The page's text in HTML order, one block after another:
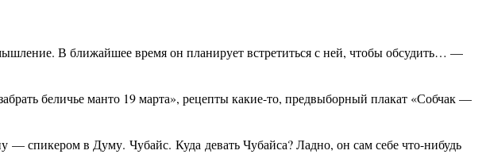
В ближайшее время он планирует встретиться с ней, чтобы обсудить… —
беличье манто 19 марта», рецепты какие-то, предвыборный плакат «Собчак —
— спикером в Думу. Чубайс. Куда девать Чубайса? Ладно, он сам себе что-нибудь